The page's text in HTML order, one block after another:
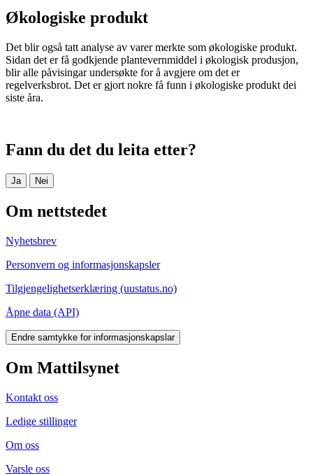
Økologiske produkt
Det blir også tatt analyse av varer merkte som økologiske produkt.
Sidan det er få godkjende plantevernmiddel i økologisk produsjon,
blir alle påvisingar undersøkte for å avgjere om det er
regelverksbrot. Det er gjort nokre få funn i økologiske produkt dei
siste åra.
Fann du det du leita etter?
Ja Nei
Om nettstedet
Nyhetsbrev
Personvern og informasjonskapsler
Tilgjengelighetserklæring (uustatus.no)
Åpne data (API)
Endre samtykke for informasjonskapslar
Om Mattilsynet
Kontakt oss
Ledige stillinger
Om oss
Varsle oss